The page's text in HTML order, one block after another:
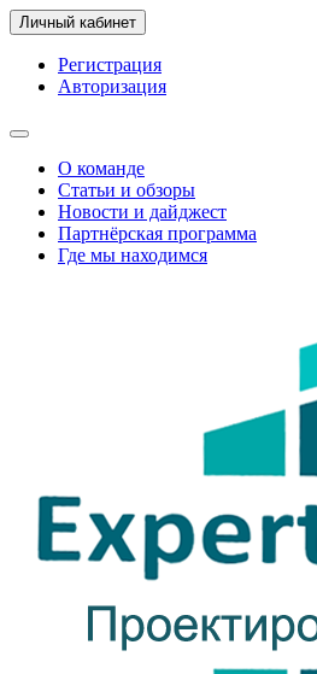
Личный кабинет
Регистрация
Авторизация
О команде
Статьи и обзоры
Новости и дайджест
Партнёрская программа
Где мы находимся